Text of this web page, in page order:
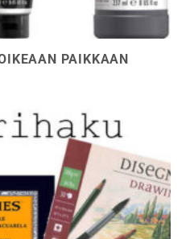
PAIKKAAN